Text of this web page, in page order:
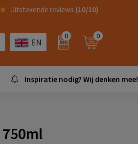
Uitstekende reviews (10/10)
EN
0 0
Inspiratie nodig? Wij denken mee!